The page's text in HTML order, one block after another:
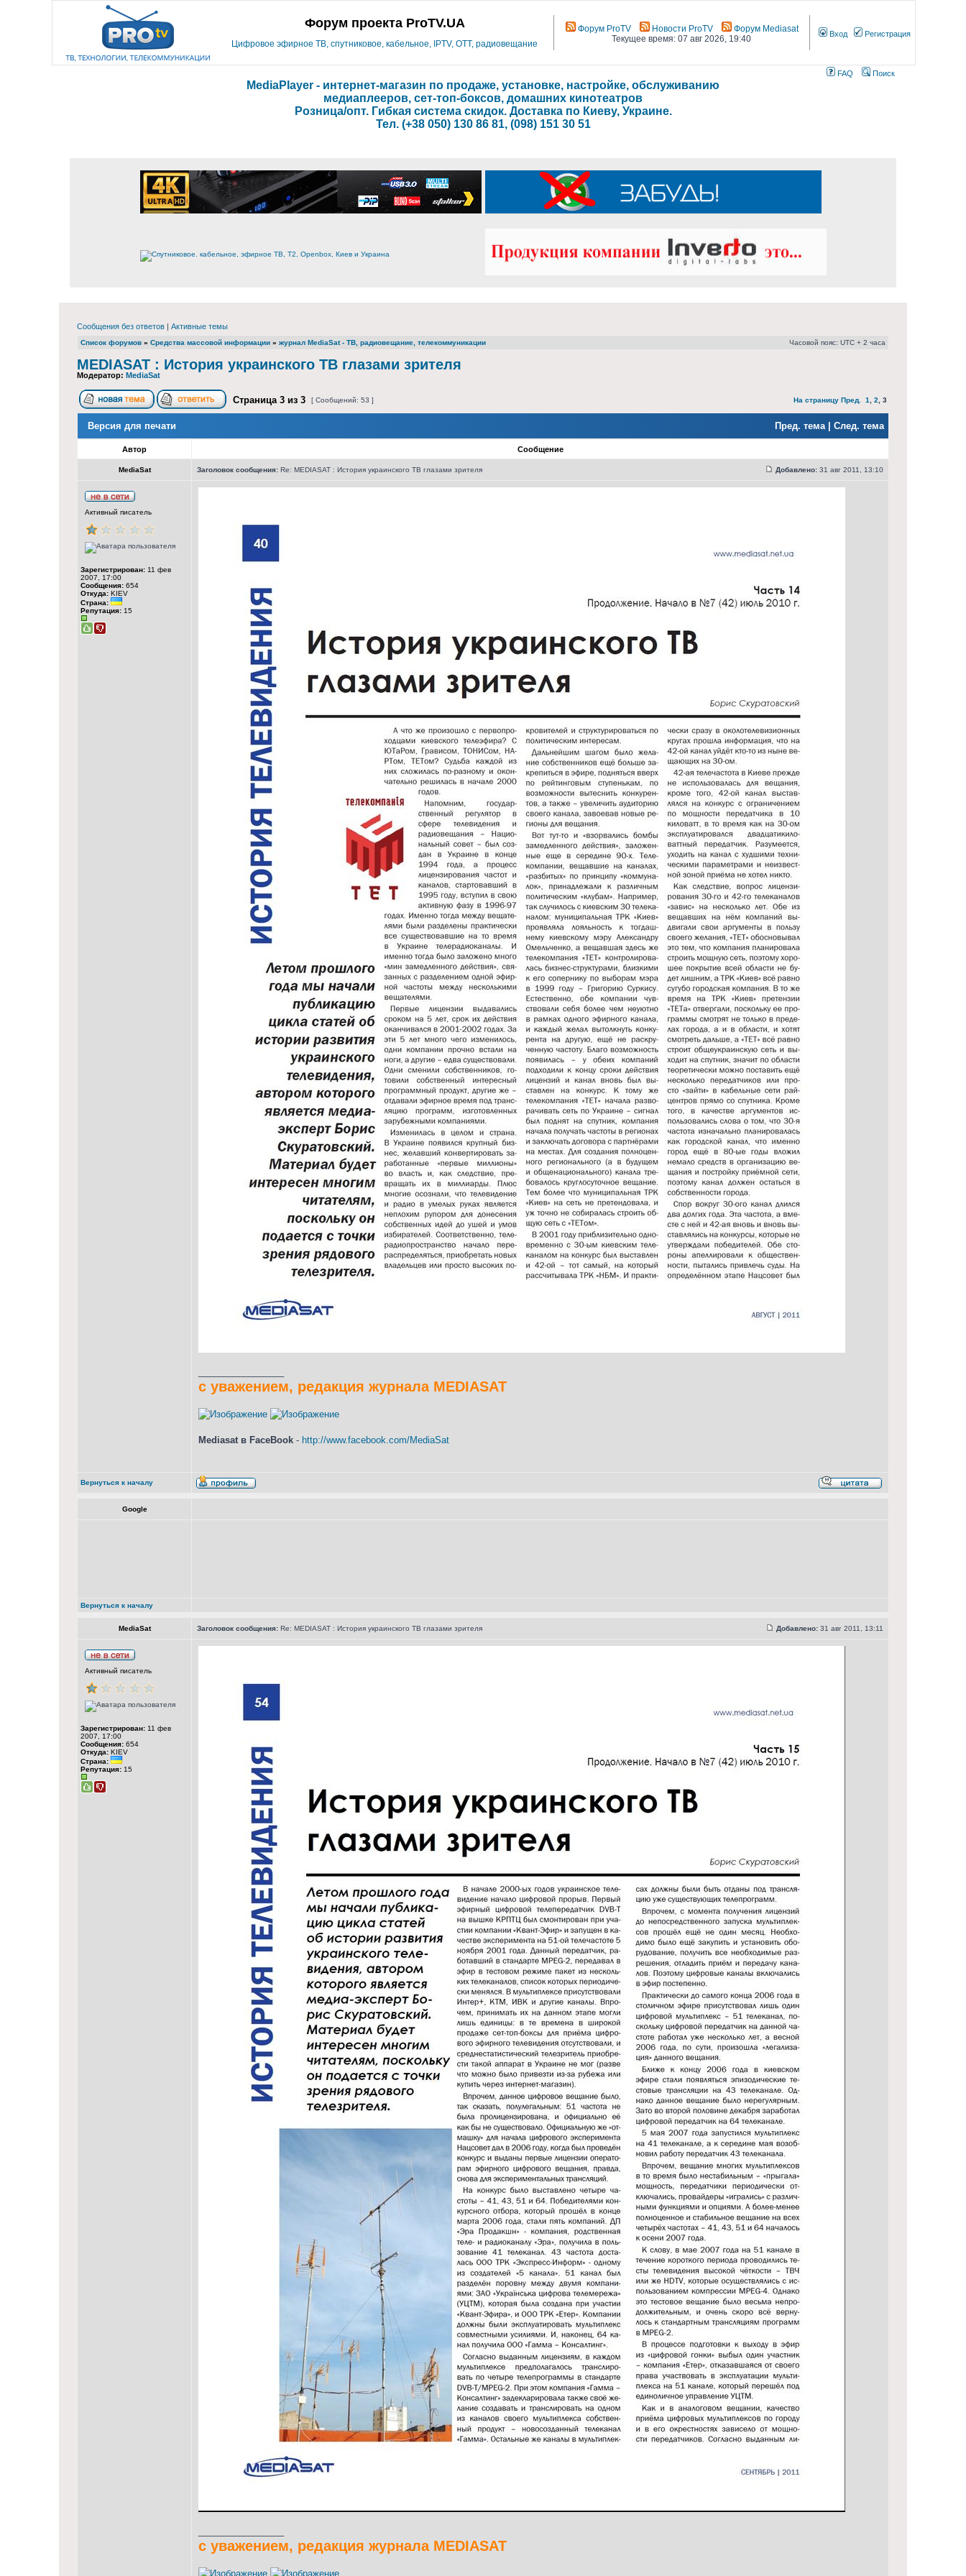
Форум проекта ProTV.UA
Цифровое эфирное ТВ, спутниковое, кабельное, IPTV, OTT, радиовещание
Форум ProTV Новости ProTV
Форум Mediasat
Текущее время: 07 авг 2026, 19:40
Вход Регистрация
FAQ Поиск
MediaPlayer - интернет-магазин по продаже, установке, настройке, обслуживанию
медиаплееров, сет-топ-боксов, домашних кинотеатров
Розница/опт. Гибкая система скидок. Доставка по Киеву, Украине.
Тел. (+38 050) 130 86 81, (098) 151 30 51
Сообщения без ответов | Активные темы
Список форумов » Средства массовой информации » журнал MediaSat - ТВ, радиовещание, телекоммуникации Часовой пояс: UTC + 2 часа
MEDIASAT : История украинского ТВ глазами зрителя
Модератор: MediaSat
Страница 3 из 3 [ Сообщений: 53 ] На страницу Пред. 1 2 3
Версия для печати Пред. тема| След. тема
Автор Сообщение
MediaSat Заголовок сообщения: Re: MEDIASAT : История украинского ТВ глазами зрителя Добавлено: 31 авг 2011, 13:10
Активный писатель
Зарегистрирован: 11 фев
2007, 17:00
Сообщения: 654
Откуда: KIEV
Страна:
Репутация: 15
с уважением, редакция журнала MEDIASAT
Mediasat в FaceBook - http://www.facebook.com/MediaSat
Вернуться к началу
Google
Вернуться к началу
MediaSat Заголовок сообщения: Re: MEDIASAT : История украинского ТВ глазами зрителя Добавлено: 31 авг 2011, 13:11
Активный писатель
Зарегистрирован: 11 фев
2007, 17:00
Сообщения: 654
Откуда: KIEV
Страна:
Репутация: 15
с уважением, редакция журнала MEDIASAT